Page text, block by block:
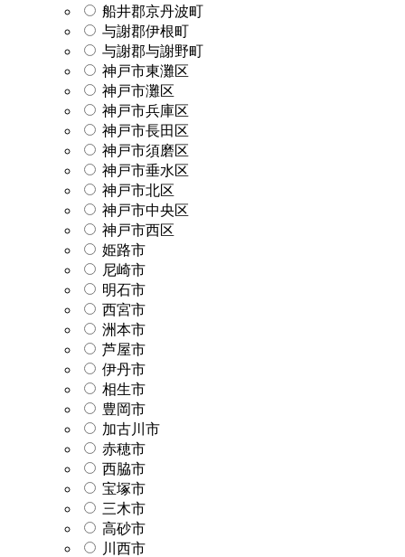
船井郡京丹波町
与謝郡伊根町
与謝郡与謝野町
神戸市東灘区
神戸市灘区
神戸市兵庫区
神戸市長田区
神戸市須磨区
神戸市垂水区
神戸市北区
神戸市中央区
神戸市西区
姫路市
尼崎市
明石市
西宮市
洲本市
芦屋市
伊丹市
相生市
豊岡市
加古川市
赤穂市
西脇市
宝塚市
三木市
高砂市
川西市